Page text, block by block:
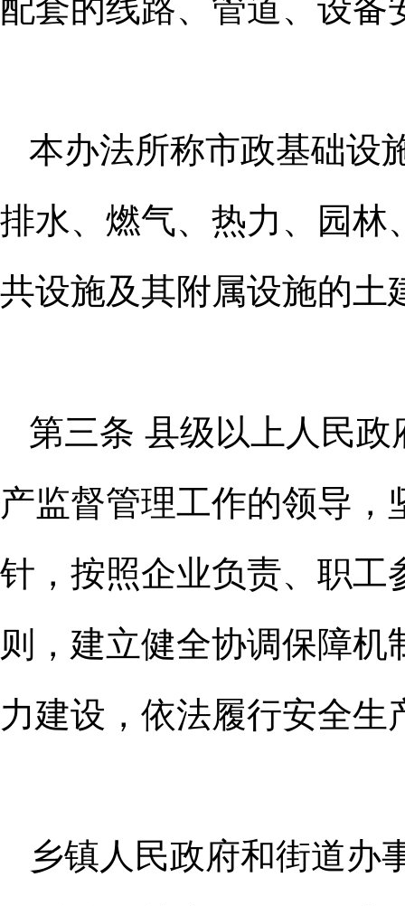
配套的线路、管道、设备
本办法所称市政基础设
排水、 燃气、热力、园林
共设施及其附属设施的土
第三条 县级以上人民
产监督管理工作的领导，
针，按照企业负责、职工
则，建立健全协调保障机
力建设，依法履行安全生
乡镇人民政府和街道办